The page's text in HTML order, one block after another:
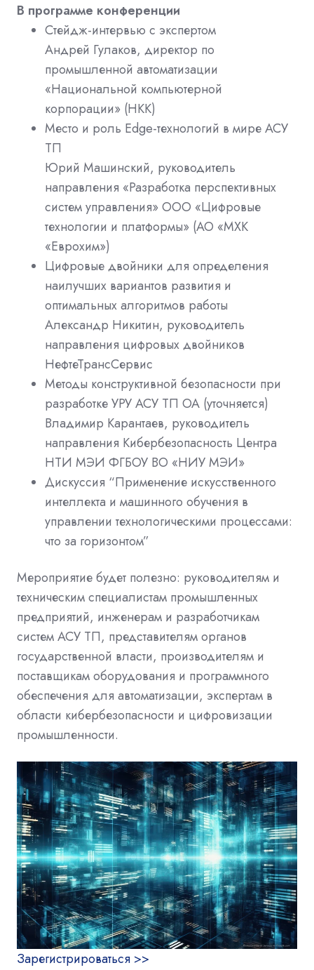
В программе конференции
Стейдж-интервью с экспертом
Андрей Гулаков, директор по
промышленной автоматизации
«Национальной компьютерной
корпорации» (НКК)
Место и роль Edge-технологий в мире АСУ
ТП
Юрий Машинский, руководитель
направления «Разработка перспективных
систем управления» ООО «Цифровые
технологии и платформы» (АО «МХК
«Еврохим»)
Цифровые двойники для определения
наилучших вариантов развития и
оптимальных алгоритмов работы
Александр Никитин, руководитель
направления цифровых двойников
НефтеТрансСервис
Методы конструктивной безопасности при
разработке УРУ АСУ ТП ОА (уточняется)
Владимир Карантаев, руководитель
направления Кибербезопасность Центра
НТИ МЭИ ФГБОУ ВО «НИУ МЭИ»
Дискуссия “Применение искусственного
интеллекта и машинного обучения в
управлении технологическими процессами:
что за горизонтом”
Мероприятие будет полезно: руководителям и
техническим специалистам промышленных
предприятий, инженерам и разработчикам
систем АСУ ТП, представителям органов
государственной власти, производителям и
поставщикам оборудования и программного
обеспечения для автоматизации, экспертам в
области кибербезопасности и цифровизации
промышленности.
Зарегистрироваться >>